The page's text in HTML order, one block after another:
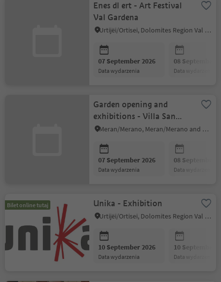
Enes dl ert - Art Festival
Val Gardena
Urtijëi/Ortisei, Dolomites Region Val Gardena
07 September 2026
data wydarzenia
08 September
data wydarzenia
Garden opening and
exhibitions - Villa San
Marco
Meran/Merano, Meran/Merano and environs
07 September 2026
data wydarzenia
08 September
data wydarzenia
Bilet online tutaj Unika - Exhibition
Urtijëi/Ortisei, Dolomites Region Val Gardena
10 September 2026
data wydarzenia
10 September
data wydarzenia